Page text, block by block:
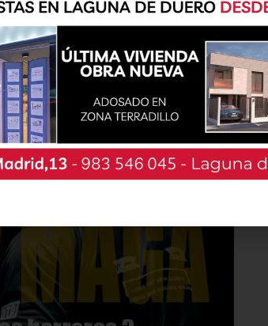
como demuestra la alta
especial en que “desde la
colaboración público-privada como
provincia”.